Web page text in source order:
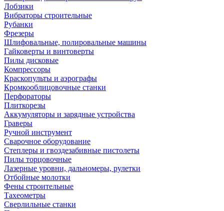
Лобзики
Вибраторы строительные
Рубанки
Фрезеры
Шлифовальные, полировальные машины
Гайковерты и винтоверты
Пилы дисковые
Компрессоры
Краскопульты и аэрографы
Кромкооблицовочные станки
Перфораторы
Плиткорезы
Аккумуляторы и зарядные устройства
Граверы
Ручной инструмент
Сварочное оборудование
Степлеры и гвоздезабивные пистолеты
Пилы торцовочные
Лазерные уровни, дальномеры, рулетки
Отбойные молотки
Фены строительные
Тахеометры
Сверлильные станки